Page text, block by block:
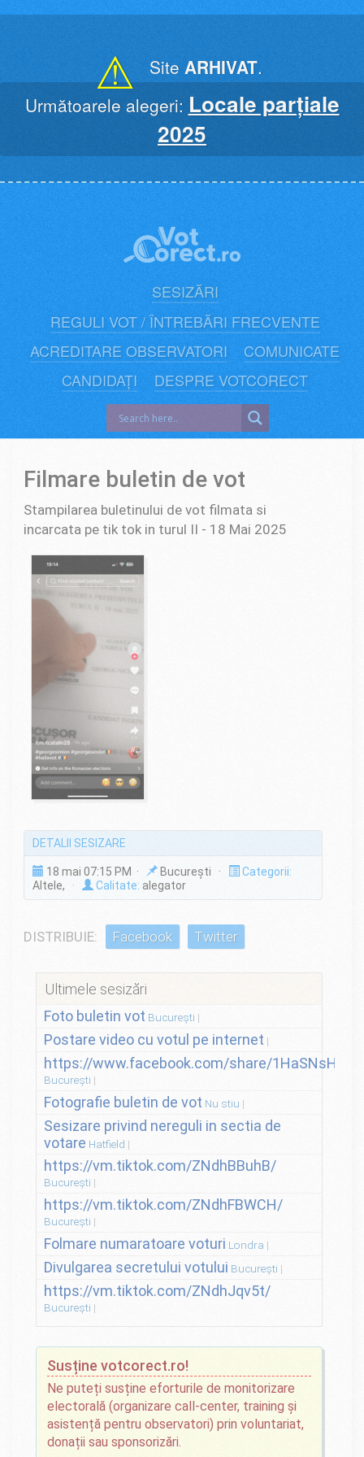
⚠ Site ARHIVAT.
Următoarele alegeri: Locale parțiale
2025
SESIZĂRI
REGULI VOT / ÎNTREBĂRI FRECVENTE
ACREDITARE OBSERVATORI
COMUNICATE
CANDIDAȚI
DESPRE VOTCORECT
Filmare buletin de vot
Stampilarea buletinului de vot filmata si
incarcata pe tik tok in turul II - 18 Mai 2025
DETALII SESIZARE
18 mai 07:15 PM · București ·
Categorii:
Altele,
· Calitate: alegator
DISTRIBUIE: Facebook Twitter
Ultimele sesizări
Foto buletin vot București
Postare video cu votul pe internet
https://www.facebook.com/share/
București
Fotografie buletin de vot Nu stiu
Sesizare privind nereguli in sectia de
votare Hatfield
https://vm.tiktok.com/ZNdhBBuhB/
București
https://vm.tiktok.com/ZNdhFBWCH/
București
Folmare numaratoare voturi Londra
Divulgarea secretului votului București
https://vm.tiktok.com/ZNdhJqv5t/
București
Susține votcorect.ro!
Ne puteți susține eforturile de monitorizare
electorală (organizare call-center, training și
asistență pentru observatori) prin voluntariat,
donații sau sponsorizări.